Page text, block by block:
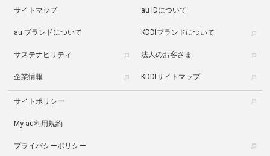
サイトマップ au IDについて
au ブランドについて KDDIブランドについて
サステナビリティ 法人のお客さま
企業情報 KDDIサイトマップ
サイトポリシー
My au利用規約
プライバシーポリシー